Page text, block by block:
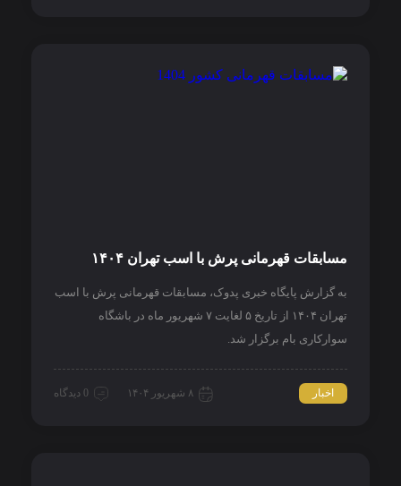
مسابقات قهرمانی پرش با اسب تهران ۱۴۰۴
به گزارش پایگاه خبری پدوک، مسابقات قهرمانی پرش با اسب
تهران ۱۴۰۴ از تاریخ ۵ لغایت ۷ شهریور ماه در باشگاه
سوارکاری بام برگزار شد.
اخبار ۸ شهریور ۱۴۰۴ 0 دیدگاه